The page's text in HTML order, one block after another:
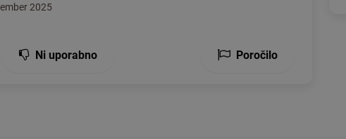
2025
Ni uporabno Poročilo